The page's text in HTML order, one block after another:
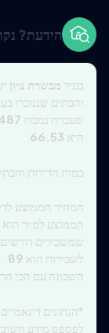
הידעת?
בעיר מבשרת ציון
והבתים שנמכרו בעיר ב-12 חודשים
שעברה נמכרו
היא 66.53
כמות הדירות
המחיר הממוצע
הממוצע למ״ר הוא
שמשכירים
לשכירות הוא 89
השכונה עם הכי
*הנתונים
לפספס מידע חשוב